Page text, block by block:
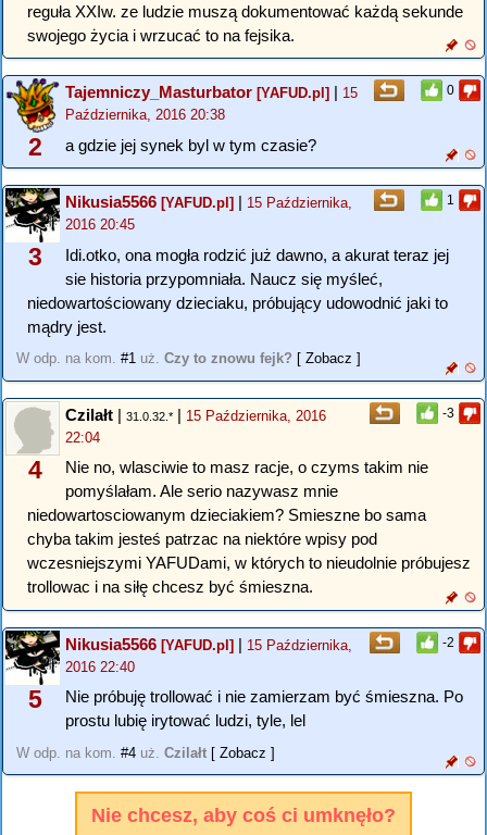
reguła XXIw. ze ludzie muszą dokumentować każdą sekunde
swojego życia i wrzucać to na fejsika.
0
2
Tajemniczy_Masturbator [YAFUD.pl] | 15
Października, 2016 20:38
a gdzie jej synek byl w tym czasie?
1
3
Nikusia5566 [YAFUD.pl] | 15 Października,
2016 20:45
Idi.otko, ona mogła rodzić już dawno, a akurat teraz jej
sie historia przypomniała. Naucz się myśleć,
niedowartościowany dzieciaku, próbujący udowodnić jaki to
mądry jest.
W odp. na kom. #1 uż. Czy to znowu fejk? [ Zobacz ]
-3
4
Czilałt | 31.0.32.* | 15 Października, 2016
22:04
Nie no, wlasciwie to masz racje, o czyms takim nie
pomyślałam. Ale serio nazywasz mnie
niedowartosciowanym dzieciakiem? Smieszne bo sama
chyba takim jesteś patrzac na niektóre wpisy pod
wczesniejszymi YAFUDami, w których to nieudolnie próbujesz
trollowac i na siłę chcesz być śmieszna.
-2
5
Nikusia5566 [YAFUD.pl] | 15 Października,
2016 22:40
Nie próbuję trollować i nie zamierzam być śmieszna. Po
prostu lubię irytować ludzi, tyle, lel
W odp. na kom. #4 uż. Czilałt [ Zobacz ]
Nie chcesz, aby coś ci umknęło?